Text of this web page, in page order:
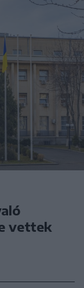
vettek